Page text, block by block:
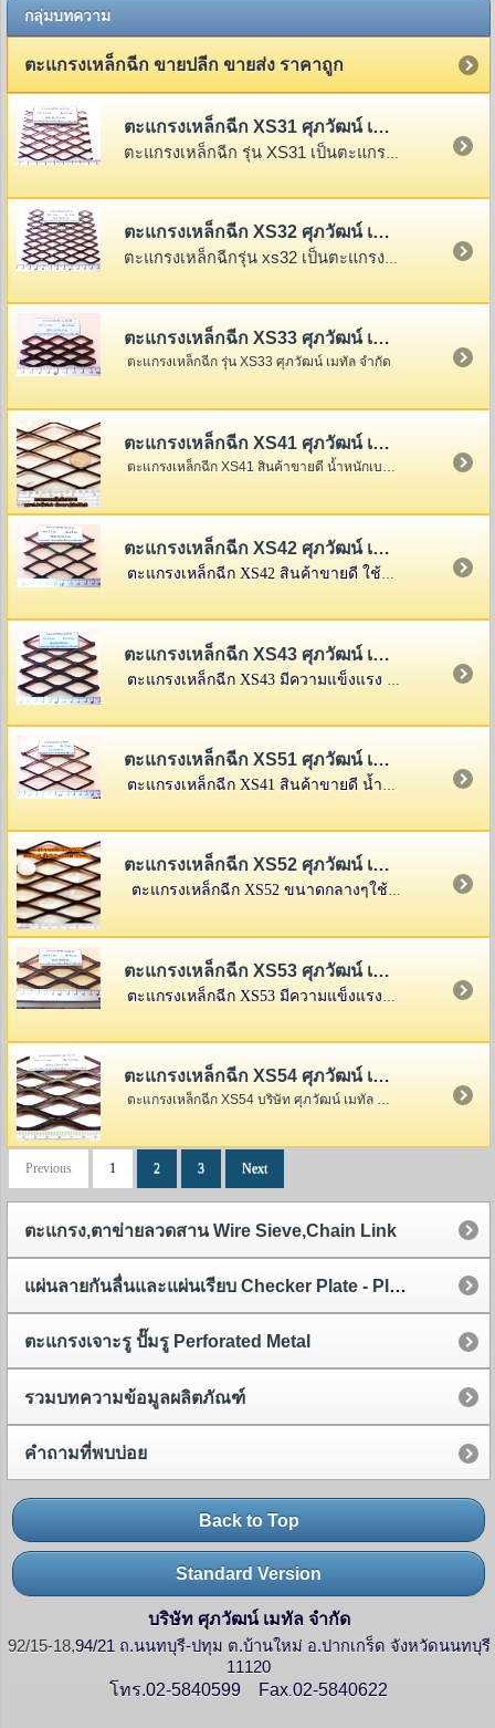
กลุ่มบทความ
ตะแกรงเหล็กฉีก ขายปลีก ขายส่ง ราคาถูก
ตะแกรงเหล็กฉีก XS31 ศุภวัฒน์ เมทัล จำกัด
ตะแกรงเหล็กฉีก XS32 ศุภวัฒน์ เมทัล จำกัด
ตะแกรงเหล็กฉีกรุ่น xs32 เป็นตะแกรงเหล็กฉีกรุ่นเล็ก
ตะแกรงเหล็กฉีก XS33 ศุภวัฒน์ เมทัล จำกัด
ตะแกรงเหล็กฉีก รุ่น XS33 ศุภวัฒน์ เมทัล จำกัด
ตะแกรงเหล็กฉีก XS41 ศุภวัฒน์ เมทัล จำกัด
ตะแกรงเหล็กฉีก XS41 สินค้าขายดี น้ำหนักเบา นิยมใช้กันมาก
ตะแกรงเหล็กฉีก XS42 ศุภวัฒน์ เมทัล จำกัด
ตะแกรงเหล็กฉีก XS42 สินค้าขายดี ใช้ได้กว้างขวางหลายงาน นิยมใช้กันมาก
ตะแกรงเหล็กฉีก XS43 ศุภวัฒน์ เมทัล จำกัด
ตะแกรงเหล็กฉีก XS43 มีความแข็งแรง นิยมใช้ในงานปูพื้นลอย เนื่องจากประหยัดที่สุด
ตะแกรงเหล็กฉีก XS51 ศุภวัฒน์ เมทัล จำกัด
ตะแกรงเหล็กฉีก XS41 สินค้าขายดี น้ำหนักเบา
ตะแกรงเหล็กฉีก XS52 ศุภวัฒน์ เมทัล จำกัด
ตะแกรงเหล็กฉีก XS52 ขนาดกลางๆใช้ได้กว้างขวางหลายงาน
ตะแกรงเหล็กฉีก XS53 ศุภวัฒน์ เมทัล จำกัด
ตะแกรงเหล็กฉีก XS53 มีความแข็งแรงสูง
ตะแกรงเหล็กฉีก XS54 ศุภวัฒน์ เมทัล จำกัด
ตะแกรงเหล็กฉีก XS54 บริษัท ศุภวัฒน์ เมทัล จำกัด
Previous 1 2 3 Next
ตะแกรง,ตาข่ายลวดสาน Wire Sieve,Chain Link
แผ่นลายกันลื่นและแผ่นเรียบ Checker Plate - Plain Plate
ตะแกรงเจาะรู ปั๊มรู Perforated Metal
รวมบทความข้อมูลผลิตภัณฑ์
คำถามที่พบบ่อย
Back to Top
Standard Version
บริษัท ศุภวัฒน์ เมทัล จำกัด
92/15-18,94/21 ถ.นนทบุรี-ปทุม ต.บ้านใหม่ อ.ปากเกร็ด จังหวัดนนทบุรี
11120
โทร.02-5840599 Fax 02-5840622